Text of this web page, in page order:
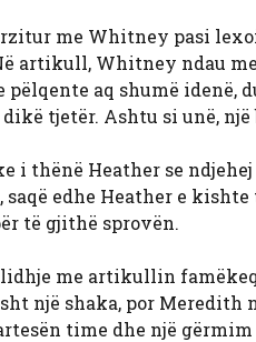
me Whitney pasi
artikull, Whitney ndau
aq shumë idenë,
tjetër. Ashtu si unë, një
i thënë Heather se
edhe Heather e
të gjithë sprovën.
me artikullin
një shaka, por Meredith
time dhe një